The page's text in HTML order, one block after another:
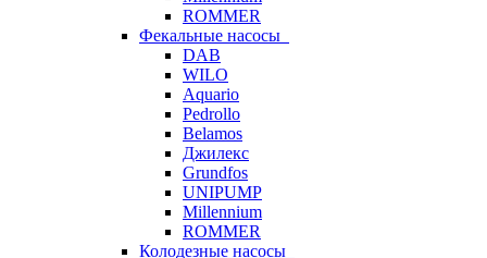
ROMMER
Фекальные насосы
DAB
WILO
Aquario
Pedrollo
Belamos
Джилекс
Grundfos
UNIPUMP
Millennium
ROMMER
Колодезные насосы